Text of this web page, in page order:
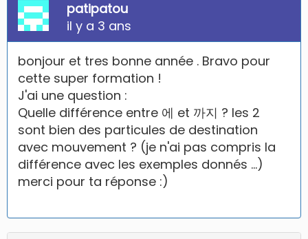
patipatou
il y a 3 ans
bonjour et tres bonne année . Bravo pour
cette super formation !
J'ai une question :
Quelle différence entre 에 et 까지 ? les 2
sont bien des particules de destination
avec mouvement ? (je n'ai pas compris la
différence avec les exemples donnés ...)
merci pour ta réponse :)